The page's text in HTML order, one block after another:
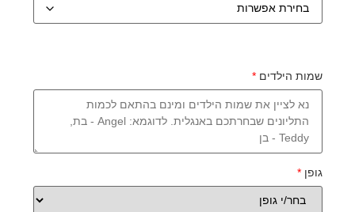
שמות הילדים*
גופן*